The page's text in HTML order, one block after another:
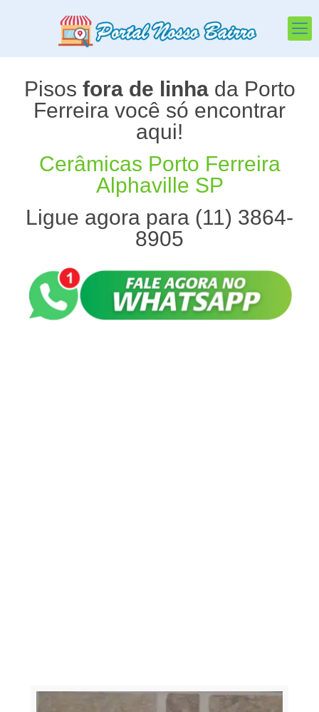
Pisos fora de linhada Porto
Ferreira você só encontrar
aqui!
Cerâmicas Porto Ferreira
Alphaville SP
Ligue agora para (11) 3864-
8905